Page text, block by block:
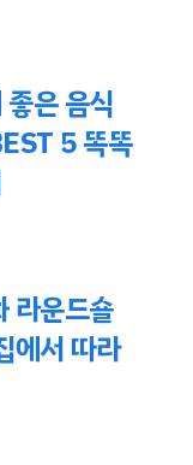
은 음식
5 똑똑
라운드숄
에서 따라